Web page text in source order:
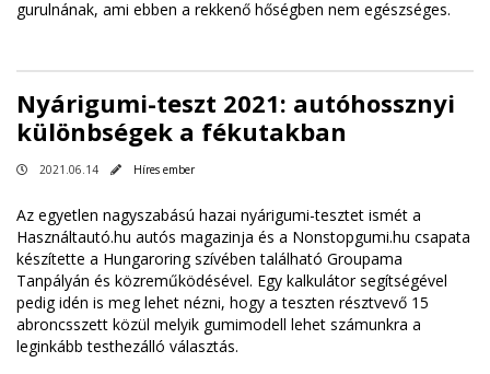
gurulnának, ami ebben a rekkenő hőségben nem egészséges.
Nyárigumi-teszt 2021: autóhossznyi
különbségek a fékutakban
2021.06.14 Híres ember
Az egyetlen nagyszabású hazai nyárigumi-tesztet ismét a
Használtautó.hu autós magazinja és a Nonstopgumi.hu csapata
készítette a Hungaroring szívében található Groupama
Tanpályán és közreműködésével. Egy kalkulátor segítségével
pedig idén is meg lehet nézni, hogy a teszten résztvevő 15
abroncsszett közül melyik gumimodell lehet számunkra a
leginkább testhezálló választás.